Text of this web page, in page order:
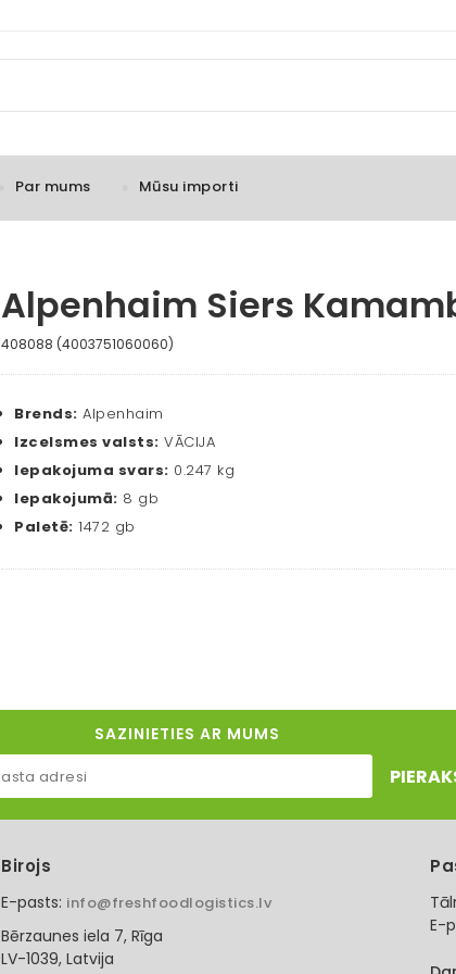
Par mums Mūsu importi
Alpenhaim Siers
408088 (4003751060060)
Brends: Alpenhaim
Izcelsmes valsts: VĀCIJA
Iepakojuma svars: 0.247 kg
Iepakojumā: 8 gb
Paletē: 1472 gb
SAZINIETIES AR MUMS
Birojs
E-pasts: info@freshfoodlogistics.lv
Bērzaunes iela 7, Rīga
LV-1039, Latvija
E-